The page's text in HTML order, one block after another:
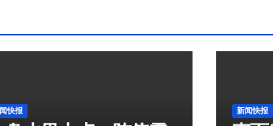
快报 新闻快报